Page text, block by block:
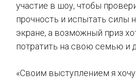
участие в шоу, чтобы
прочность и испытать силы
экране, а возможный приз
потратить на свою семью и
«Своим выступлением я хочу